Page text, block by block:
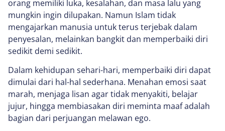
orang memiliki luka, kesalahan, dan masa lalu yang
mungkin ingin dilupakan. Namun Islam tidak
mengajarkan manusia untuk terus terjebak dalam
penyesalan, melainkan bangkit dan memperbaiki diri
sedikit demi sedikit.
Dalam kehidupan sehari-hari, memperbaiki diri dapat
dimulai dari hal-hal sederhana. Menahan emosi saat
marah, menjaga lisan agar tidak menyakiti, belajar
jujur, hingga membiasakan diri meminta maaf adalah
bagian dari perjuangan melawan ego.